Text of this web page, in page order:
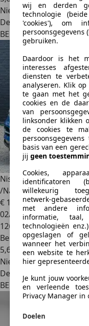
wij en derden
technologie
'cookies'), om
persoonsgegevens
gebruiken.
Daardoor is het
interesses
diensten te
analyseren. Klik
te gaan met het
cookies en de
van
linksonder klikken
de cookies te
basis van een
jij geen
Cookies,
identificatoren
willekeurig
netwerk-
met andere
informatie, taal,
technologieën
opgeslagen of
wanneer het
een website te
hier
Je kunt jouw
en verleende
Privacy Manager in
Doelen
Nieuw
Dealer
BE 4820
Nissan Qashqai
/Navi/Led/Xénon/
€ 10.990
02/2018
126.470 km
Benzine
5,6 l/100 km (comb.)
Nieuw
Dealer
BE 7080